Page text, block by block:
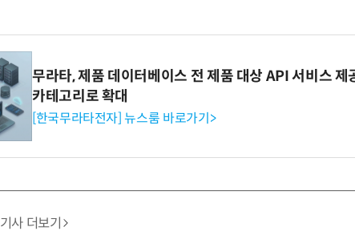
무라타, 제품 데이터베이스 전 제품 대상 API 서비스
카테고리로 확대
[한국무라타전자] 뉴스룸 바로가기>
기사 더보기